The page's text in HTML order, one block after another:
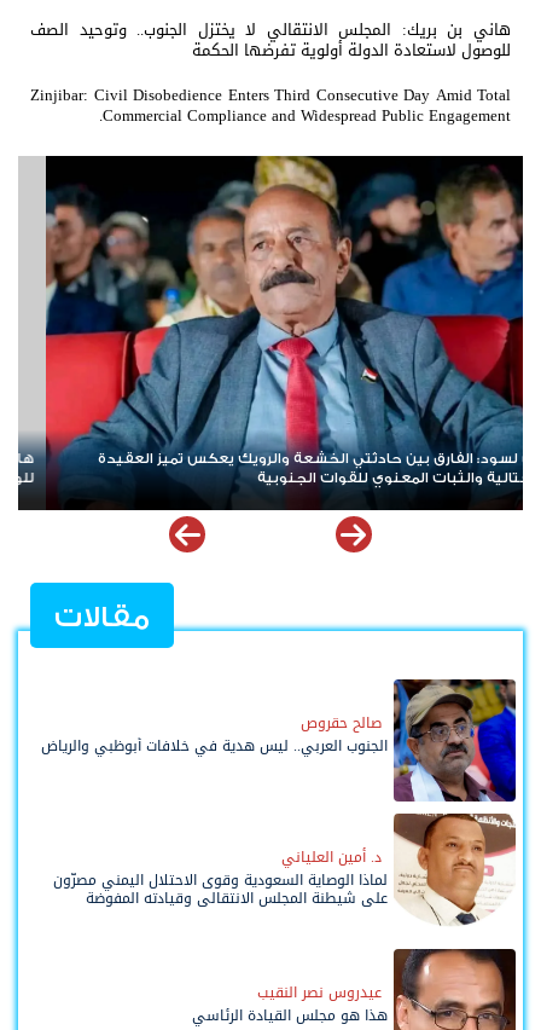
هاني بن بريك: المجلس الانتقالي لا يختزل الجنوب.. وتوحيد الصف
للوصول لاستعادة الدولة أولوية تفرضها الحكمة
Zinjibar: Civil Disobedience Enters Third Consecutive Day Amid Total
Commercial Compliance and Widespread Public Engagement.
المجلس الانتقالي لا يختزل الجنوب.. وتوحيد الصف
الدولة أولوية تفرضها الحكمة
لليوم الثالث على
تأكيد على
مقالات
صالح حقروص
الجنوب العربي.. ليس هدية في خلافات أبوظبي والرياض
د. أمين العلياني
لماذا الوصاية السعودية وقوى الاحتلال اليمني مصرّون
على شيطنة المجلس الانتقالي وقيادته المفوضة
عيدروس نصر النقيب
هذا هو مجلس القيادة الرئاسي